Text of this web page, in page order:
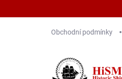
Obchodní podmínky